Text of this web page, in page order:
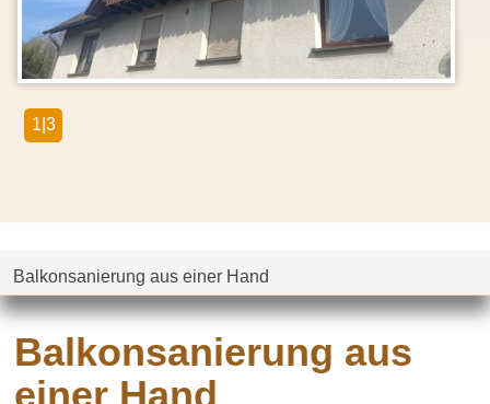
1|3
Balkonsanierung aus einer Hand
Balkonsa­nierung aus
einer Hand